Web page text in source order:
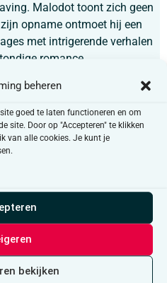
beheren
goed te laten functioneren en om
site. Door op "Accepteren" te klikken
van alle cookies. Je kunt je
bekijken
Malodot toont zich geen
opname ontmoet hij een
met intrigerende verhalen
romance.
perspectief ziet
probleemloos afkicken
Zal ook hij de
en afscheid nemen
de slag met de gekende
zwartgallige humor en
Een must-read voor de
eerste kennismaking.